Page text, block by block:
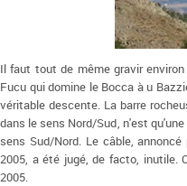
Il faut tout de même gravir
Fucu qui domine le Bocca à u
véritable descente. La barre
dans le sens Nord/Sud, n'est
sens Sud/Nord. Le câble,
2005, a été jugé, de facto, inutile.
2005.